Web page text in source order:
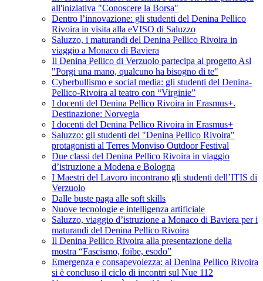
all'iniziativa "Conoscere la Borsa"
Dentro l’innovazione: gli studenti del Denina Pellico
Rivoira in visita alla eVISO di Saluzzo
Saluzzo, i maturandi del Denina Pellico Rivoira in
viaggio a Monaco di Baviera
Il Denina Pellico di Verzuolo partecipa al progetto Asl
"Porgi una mano, qualcuno ha bisogno di te"
Cyberbullismo e social media: gli studenti del Denina-
Pellico-Rivoira al teatro con “Virginie”
I docenti del Denina Pellico Rivoira in Erasmus+.
Destinazione: Norvegia
I docenti del Denina Pellico Rivoira in Erasmus+
Saluzzo: gli studenti del "Denina Pellico Rivoira"
protagonisti al Terres Monviso Outdoor Festival
Due classi del Denina Pellico Rivoira in viaggio
d’istruzione a Modena e Bologna
I Maestri del Lavoro incontrano gli studenti dell’ITIS di
Verzuolo
Dalle buste paga alle soft skills
Nuove tecnologie e intelligenza artificiale
Saluzzo, viaggio d’istruzione a Monaco di Baviera per i
maturandi del Denina Pellico Rivoira
Il Denina Pellico Rivoira alla presentazione della
mostra “Fascismo, foibe, esodo”
Emergenza e consapevolezza: al Denina Pellico Rivoira
si è concluso il ciclo di incontri sul Nue 112